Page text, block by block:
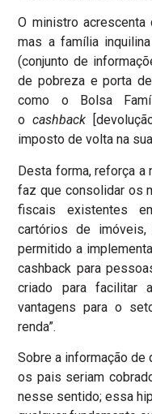
O ministro acrescenta
mas a família
(conjunto de
de pobreza e porta
como o Bolsa
ocashback
imposto de volta na
Desta forma, reforça a
faz que consolidar os
fiscais existentes
cartórios de
permitido a
cashback para
criado para facilitar
vantagens para o
renda”.
Sobre a informação
os pais seriam
nesse sentido; essa